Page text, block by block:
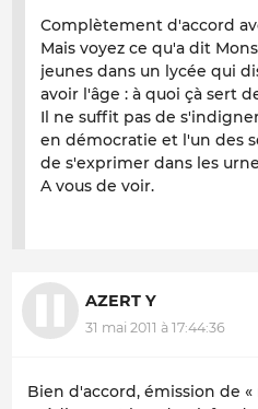
Complètement d'accord
Mais voyez ce qu'a dit
jeunes dans un lycée qui
avoir l'âge : à quoi çà sert
Il ne suffit pas de
en démocratie et l'un des
de s'exprimer dans les
A vous de voir.
AZERT Y
31 mai 2011 à 17:44:36
Bien d'accord, émission de